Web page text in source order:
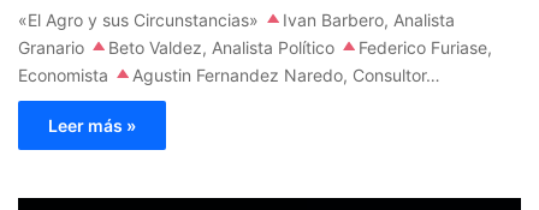
«El Agro y sus Circunstancias»
Ivan Barbero, Analista
Granario
Beto Valdez, Analista Político
Federico Furiase,
Economista
Agustin Fernandez Naredo, Consultor…
Leer más »